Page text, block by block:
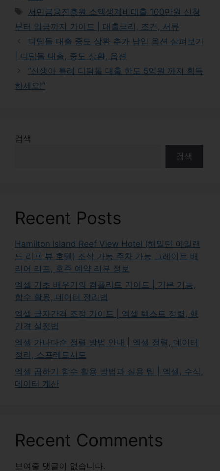
Tags
서민금융진흥원 소액생계비대출 100만원 신청
부터 입금까지 가이드 | 대출금리, 조건, 서류
디딤돌 대출 중도 상환 추가 납입 옵션 살펴보기
| 디딤돌 대출, 중도 상환, 옵션
“신생아 특례 디딤돌 대출 한도 5억원 까지 획득
하세요!”
검색
검색
Recent Posts
Hamilton Island Reef View Hotel (해밀턴 아일랜
드 리프 뷰 호텔) 조식 가능 주차 가능 그레이트 배
리어 리프, 호주 예약 리뷰 정보
엑셀 기초 배우기의 컴플리트 가이드 | 기본 기능,
함수 활용, 데이터 정리법
엑셀 글자간격 조정 가이드 | 엑셀 텍스트 정렬, 행
간격 설정법
엑셀 가나다순 정렬 방법 안내 | 엑셀 정렬, 데이터
정리, 스프레드시트
엑셀 곱하기 함수 활용 방법과 실용 팁 | 엑셀, 수식,
데이터 계산
Recent Comments
보여줄 댓글이 없습니다.